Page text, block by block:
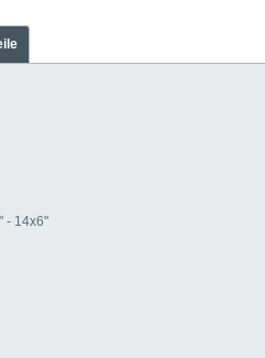
- 14x6"